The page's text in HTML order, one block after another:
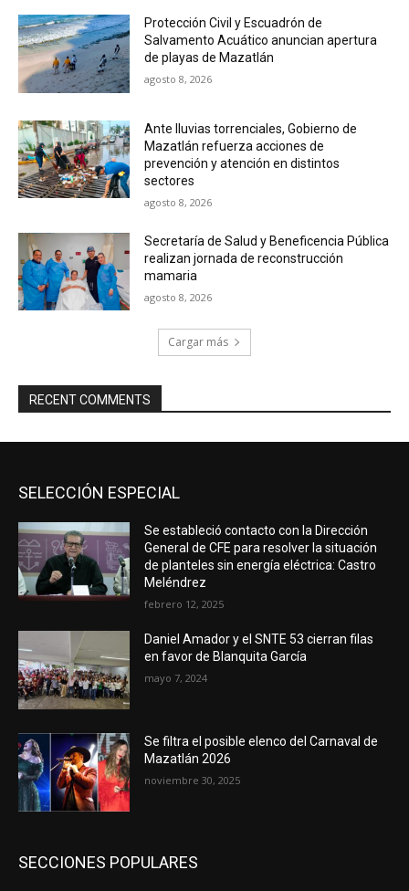
Protección Civil y Escuadrón de
Salvamento Acuático anuncian apertura
de playas de Mazatlán
agosto 8, 2026
Ante lluvias torrenciales, Gobierno de
Mazatlán refuerza acciones de
prevención y atención en distintos
sectores
agosto 8, 2026
Secretaría de Salud y Beneficencia Pública
realizan jornada de reconstrucción
mamaria
agosto 8, 2026
Cargar más
RECENT COMMENTS
SELECCIÓN ESPECIAL
Se estableció contacto con la Dirección
General de CFE para resolver la situación
de planteles sin energía eléctrica: Castro
Meléndrez
febrero 12, 2025
Daniel Amador y el SNTE 53 cierran filas
en favor de Blanquita García
mayo 7, 2024
Se filtra el posible elenco del Carnaval de
Mazatlán 2026
noviembre 30, 2025
SECCIONES POPULARES